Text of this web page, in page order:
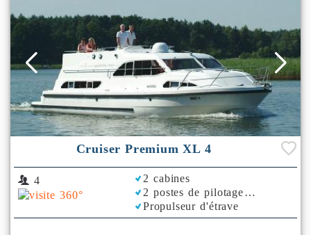
Cruiser Premium XL 4
4
2 cabines
2 postes de pilotage
Propulseur d'étrave
Bimini